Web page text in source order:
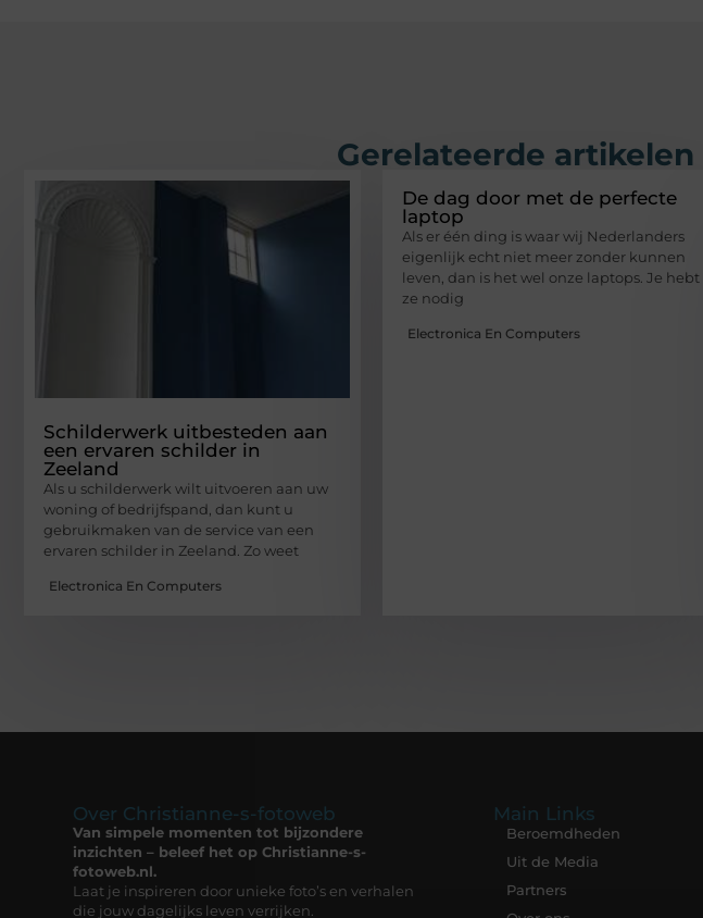
Gerelateerde artikelen
Schilderwerk uitbesteden aan
een ervaren schilder in
Zeeland
Als u schilderwerk wilt uitvoeren aan uw
woning of bedrijfspand, dan kunt u
gebruikmaken van de service van een
ervaren schilder in Zeeland. Zo weet
Electronica En Computers
De dag door met de perfecte
laptop
Als er één ding is waar wij Nederlanders
eigenlijk echt niet meer zonder kunnen
leven, dan is het wel onze laptops. Je hebt
ze nodig
Electronica En Computers
Over Christianne-s-fotoweb
Van simpele momenten tot bijzondere
inzichten – beleef het op Christianne-s-
fotoweb.nl.
Laat je inspireren door unieke foto’s en verhalen
die jouw dagelijks leven verrijken.
Main Links
Beroemdheden
Uit de Media
Partners